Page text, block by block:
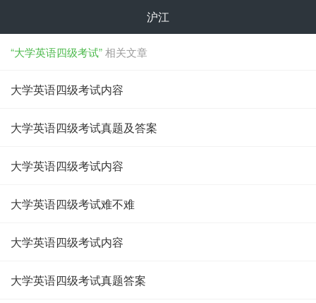
沪江
“大学英语四级考试”相关文章
大学英语四级考试内容
大学英语四级考试真题及答案
大学英语四级考试内容
大学英语四级考试难不难
大学英语四级考试内容
大学英语四级考试真题答案